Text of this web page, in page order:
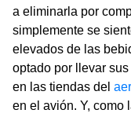
a eliminarla por
simplemente se
elevados de las
optado por llevar
en las tiendas del
en el avión. Y, como